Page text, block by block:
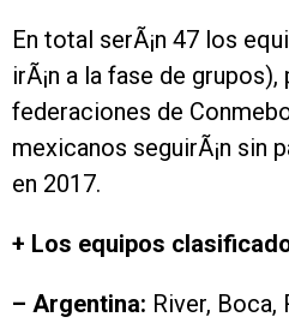
En total serÃ¡n 47 los
irÃ¡n a la fase de
federaciones de
mexicanos seguirÃ¡n sin
en 2017.
+ Los equipos
– Argentina: River, Boca,